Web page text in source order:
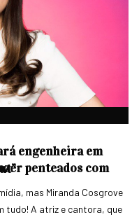
engenheira em
mas Miranda Cosgrove
penteados com
tudo! A atriz e cantora, que